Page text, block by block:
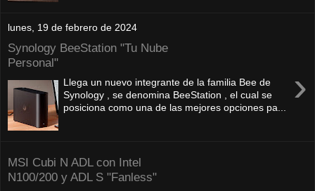
lunes, 19 de febrero de 2024
Synology BeeStation "Tu Nube
Personal"
›
Llega un nuevo integrante de la familia Bee de
Synology , se denomina BeeStation , el cual se
posiciona como una de las mejores opciones pa...
MSI Cubi N ADL con Intel
N100/200 y ADL S "Fanless"